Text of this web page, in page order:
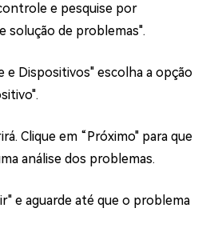
e pesquise por
solução de problemas".
e Dispositivos" escolha a opção
Clique em “Próximo" para que
análise dos problemas.
e aguarde até que o problema